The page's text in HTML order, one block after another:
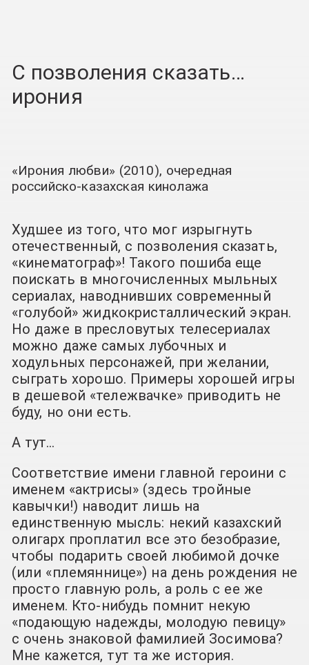
С позволения сказать…
ирония
«Ирония любви» (2010), очередная
российско-казахская кинолажа
Худшее из того, что мог изрыгнуть
отечественный, с позволения сказать,
«кинематограф»! Такого пошиба еще
поискать в многочисленных мыльных
сериалах, наводнивших современный
«голубой» жидкокристаллический экран.
Но даже в пресловутых телесериалах
можно даже самых лубочных и
ходульных персонажей, при желании,
сыграть хорошо. Примеры хорошей игры
в дешевой «тележвачке» приводить не
буду, но они есть.
А тут…
Соответствие имени главной героини с
именем «актрисы» (здесь тройные
кавычки!) наводит лишь на
единственную мысль: некий казахский
олигарх проплатил все это безобразие,
чтобы подарить своей любимой дочке
(или «племяннице») на день рождения не
просто главную роль, а роль с ее же
именем. Кто-нибудь помнит некую
«подающую надежды, молодую певицу»
с очень знаковой фамилией Зосимова?
Мне кажется, тут та же история.